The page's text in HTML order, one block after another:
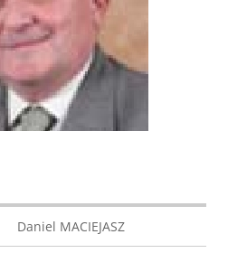
Daniel MACIEJASZ